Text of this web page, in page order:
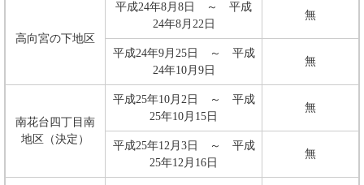
高向宮の下地区
平成24年8月8日 ～ 平成
24年8月22日
無
平成24年9月25日 ～ 平成
24年10月9日
無
南花台四丁目南
地区（決定）
平成25年10月2日 ～ 平成
25年10月15日
無
平成25年12月3日 ～ 平成
25年12月16日
無